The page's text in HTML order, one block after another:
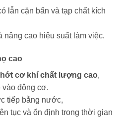
lẫn cặn bẩn và tạp chất kích
nâng cao hiệu suất làm việc.
cao
cơ khí chất lượng cao,
động cơ.
tiếp bằng nước,
tục và ổn định trong thời gian